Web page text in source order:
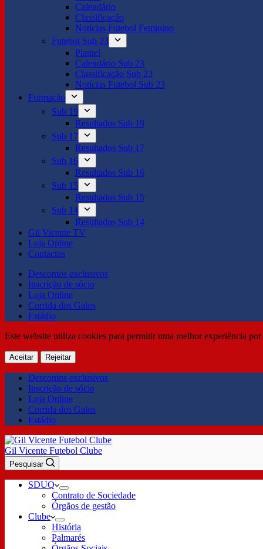
Calendário
Classificação
Notícias Futebol Feminino
Futebol Sub 23
Plantel
Calendário Sub 23
Classificação Sub 23
Notícias Futebol Sub 23
Formação
Sub 19
Resultados Sub 19
Sub 17
Resultados Sub 17
Sub 16
Resultados Sub 16
Sub 15
Resultados Sub 15
Sub 14
Resultados Sub 14
Gil Vicente TV
Loja Online
Contactos
Descontos exclusivos
Inscrição de sócio
Loja Online
Corrida dos Galos
Estádio
Este website utiliza cookies para permitir uma melhor experiência
Aceitar Rejeitar
Descontos exclusivos
Inscrição de sócio
Loja Online
Corrida dos Galos
Estádio
Gil Vicente Futebol Clube
Pesquisar
SDUQ
Contrato de Sociedade
Órgãos de gestão
Clube
História
Palmarés